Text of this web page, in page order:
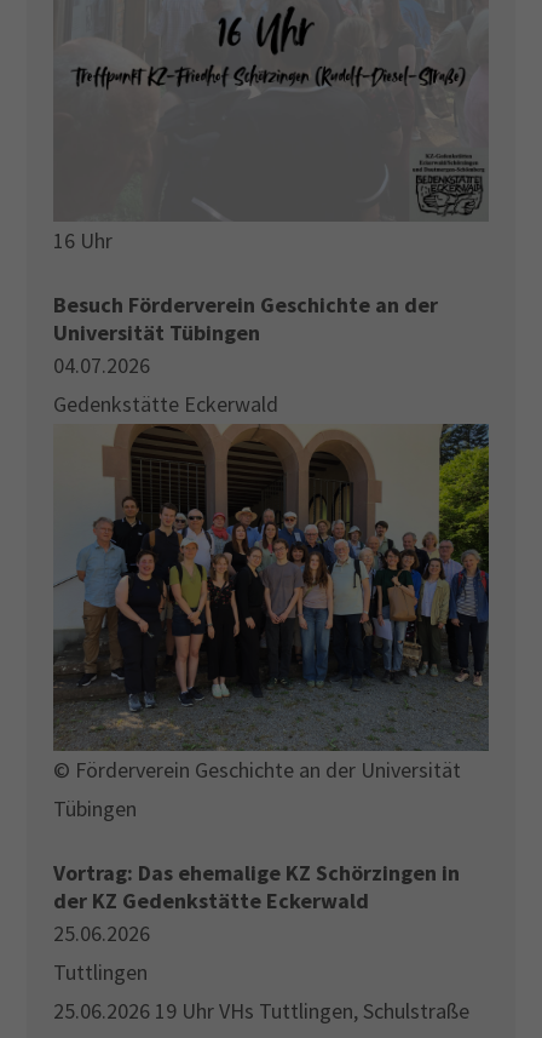
16 Uhr
Besuch Förderverein Geschichte an der
Universität Tübingen
04.07.2026
Gedenkstätte Eckerwald
© Förderverein Geschichte an der Universität
Tübingen
Vortrag: Das ehemalige KZ Schörzingen in
der KZ Gedenkstätte Eckerwald
25.06.2026
Tuttlingen
25.06.2026 19 Uhr VHs Tuttlingen, Schulstraße